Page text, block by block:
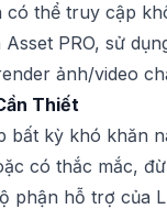
có thể truy cập
PRO, sử
ảnh/video
Thiết
bất kỳ khó khăn
có thắc mắc,
phận hỗ trợ của